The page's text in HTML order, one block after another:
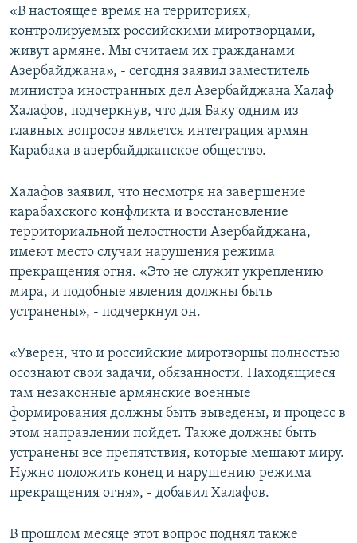
«В настоящее время на территориях,
контролируемых российскими миротворцами,
живут армяне. Мы считаем их гражданами
Азербайджана», - сегодня заявил заместитель
министра иностранных дел Азербайджана Халаф
Халафов, подчеркнув, что для Баку одним из
главных вопросов является интеграция армян
Карабаха в азербайджанское общество.
Халафов заявил, что несмотря на завершение
карабахского конфликта и восстановление
территориальной целостности Азербайджана,
имеют место случаи нарушения режима
прекращения огня. «Это не служит укреплению
мира, и подобные явления должны быть
устранены», - подчеркнул он.
«Уверен, что и российские миротворцы полностью
осознают свои задачи, обязанности. Находящиеся
там незаконные армянские военные
формирования должны быть выведены, и процесс в
этом направлении пойдет. Также должны быть
устранены все препятствия, которые мешают миру.
Нужно положить конец и нарушению режима
прекращения огня», - добавил Халафов.
В прошлом месяце этот вопрос поднял также